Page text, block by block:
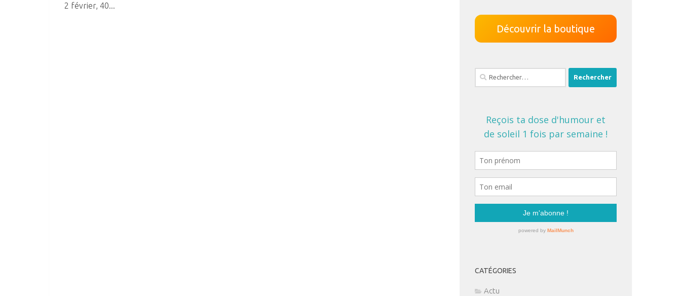
2 février, 40...
Découvrir la boutique
Rechercher :
CATÉGORIES
Actu